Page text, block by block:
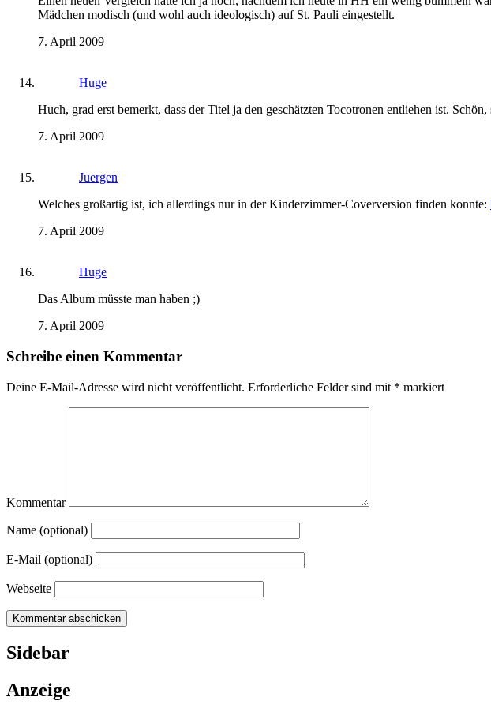
Mädchen modisch (und wohl auch ideologisch) auf St. Pauli eingestellt.
7. April 2009
Huge
Huch, grad erst bemerkt, dass der Titel ja den geschätzten Tocotronen entliehen ist. Schön,
7. April 2009
Juergen
Welches großartig ist, ich allerdings nur in der Kinderzimmer-Coverversion finden konnte:
7. April 2009
Huge
Das Album müsste man haben ;)
7. April 2009
Schreibe einen Kommentar
Deine E-Mail-Adresse wird nicht veröffentlicht. Erforderliche Felder sind mit * markiert
Kommentar
Name (optional)
E-Mail (optional)
Webseite
Sidebar
Anzeige